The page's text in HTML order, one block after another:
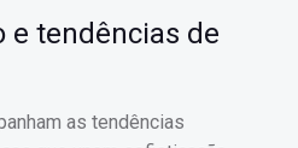
e tendências de
as tendências